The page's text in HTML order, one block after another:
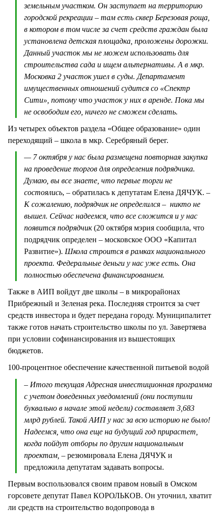
земельным участком. Он заступает на территорию
городской рекреации – там есть сквер Березовая роща,
в котором в том числе за счет средств граждан была
установлена детская площадка, проложены дорожки.
Данный участок мы не можем использовать для
строительства сада и ищем альтернативы. А в мкр.
Московка 2 участок ушел в суды. Департамент
имущественных отношений судится со «Спектр
Сити», потому что участок у них в аренде. Пока мы
не освободим его, ничего не сможем сделать.
Из четырех объектов раздела «Общее образование» один
переходящий – школа в мкр. Серебряный берег.
— 7 октября у нас была размещена повторная закупка
на проведение торгов для определения подрядчика.
Думаю, вы все знаете, что первые торги не
состоялись, – обратилась к депутатам Елена ДЯЧУК. –
К сожалению, подрядчик не определился – никто не
вышел. Сейчас надеемся, что все сложится и у нас
появится подрядчик(20 октября мэрия сообщила, что
подрядчик определен – московское ООО «Капитал
Развитие»). Школа строится в рамках национального
проекта. Федеральные деньги у нас уже есть. Она
полностью обеспечена финансированием.
Также в АИП войдут две школы – в микрорайонах
Прибрежный и Зеленая река. Последняя строится за счет
средств инвестора и будет передана городу. Муниципалитет
также готов начать строительство школы по ул. Завертяева
при условии софинансирования из вышестоящих
бюджетов.
100-процентное обеспечение качественной питьевой водой
– Итого текущая Адресная инвестиционная программа
с учетом доведенных уведомлений (они поступили
буквально в начале этой недели) составляет 3,683
млрд рублей. Такой АИП у нас за всю историю не было!
Надеемся, что она еще на будущий год прирастет,
когда пойдут отборы по другим национальным
проектам, – резюмировала Елена ДЯЧУК и
предложила депутатам задавать вопросы.
Первым воспользовался своим правом новый в Омском
горсовете депутат Павел КОРОЛЬКОВ. Он уточнил, хватит
ли средств на строительство водопровода в